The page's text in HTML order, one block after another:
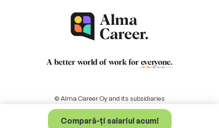
Compară-ți salariul acum!
A better world of work for everyone.
© Alma Career Oy and its subsidiaries